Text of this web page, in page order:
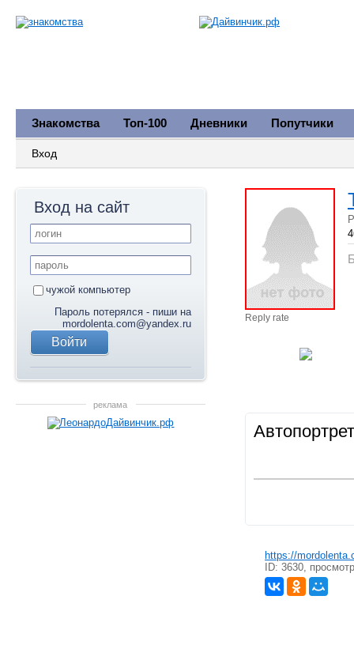
Знакомства Топ-100 Дневники Попутчики
Вход
Reply rate
Автопортрет
https://
ID: 3630,
Вход на сайт
чужой компьютер
Пароль потерялся - пиши на
mordolenta.com@yandex.ru
реклама